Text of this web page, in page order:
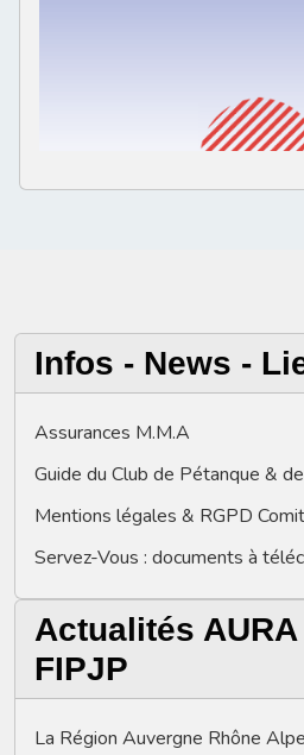
Infos - News -
Assurances M.M.A
Guide du Club de Pétanque &
Mentions légales & RGPD
Servez-Vous : documents à
Actualités AURA
FIPJP
La Région Auvergne Rhône